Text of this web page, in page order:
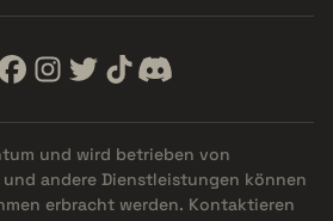
und wird betrieben von
und andere Dienstleistungen können
erbracht werden. Kontaktieren